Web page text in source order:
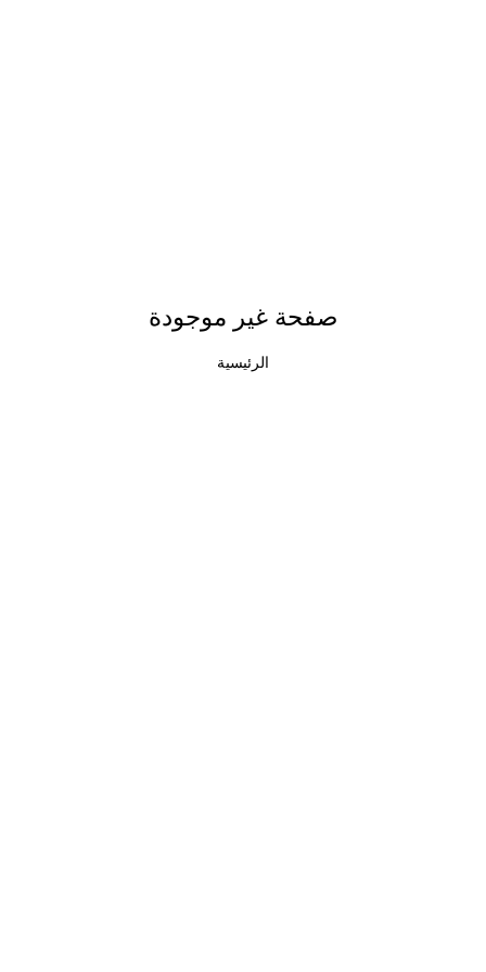
صفحة غير موجودة
الرئيسية